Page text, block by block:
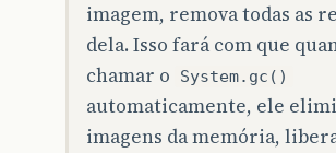
imagem, remova todas as
dela. Isso fará com que
chamar o
System.gc()
automaticamente, ele
imagens da memória,